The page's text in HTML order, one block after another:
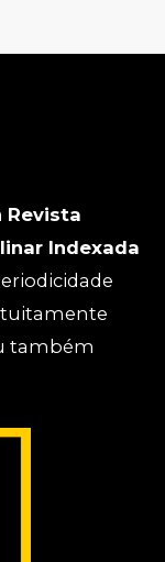
Revista
Indexada
também